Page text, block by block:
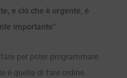
e ciò che è urgente, è
importante”
per poter programmare
è quella di fare ordine.